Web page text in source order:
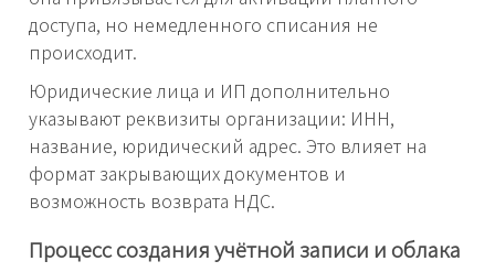
доступа, но немедленного списания не
происходит.
Юридические лица и ИП дополнительно
указывают реквизиты организации: ИНН,
название, юридический адрес. Это влияет на
формат закрывающих документов и
возможность возврата НДС.
Процесс создания учётной записи и облака